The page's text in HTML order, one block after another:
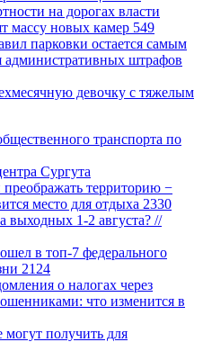
на дорогах власти
массу новых камер 549
парковки остается самым
штрафов
девочку с тяжелым
транспорта по
Сургута
территорию −
место для отдыха 2330
выходных 1-2 августа? //
в топ-7 федерального
2124
о налогах через
что изменится в
получить для